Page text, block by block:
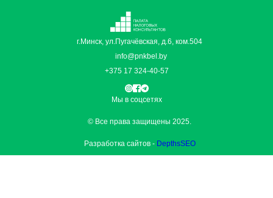
г.Минск, ул.Пугачёвская, д.6, ком.504
info@pnkbel.by
+375 17 324-40-57
Мы в соцсетях
© Все права защищены 2025.
Разработка сайтов - DepthsSEO